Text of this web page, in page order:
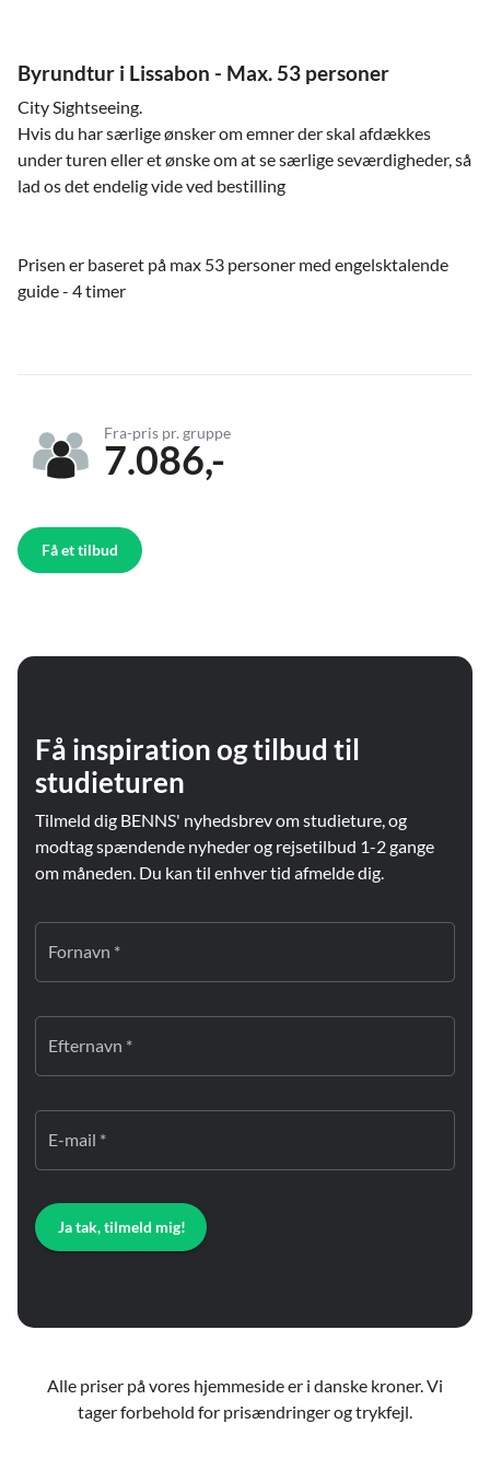
Byrundtur i Lissabon - Max. 53 personer
City Sightseeing.
Hvis du har særlige ønsker om emner der skal afdækkes
under turen eller et ønske om at se særlige seværdigheder, så
lad os det endelig vide ved bestilling
Prisen er baseret på max 53 personer med engelsktalende
guide - 4 timer
Fra-pris pr. gruppe
7.086,-
Få et tilbud
Få inspiration og tilbud til
studieturen
Tilmeld dig BENNS' nyhedsbrev om studieture, og
modtag spændende nyheder og rejsetilbud 1-2 gange
om måneden. Du kan til enhver tid afmelde dig.
Fornavn *
Efternavn *
E-mail *
Ja tak, tilmeld mig!
Alle priser på vores hjemmeside er i danske kroner. Vi
tager forbehold for prisændringer og trykfejl.